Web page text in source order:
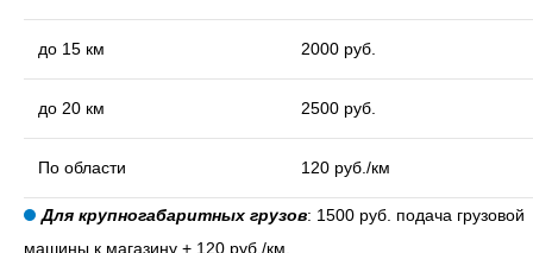
до 15 км 2000 руб.
до 20 км 2500 руб.
По области 120 руб./км
Для крупногабаритных грузов: 1500 руб. подача грузовой
машины к магазину + 120 руб./км.